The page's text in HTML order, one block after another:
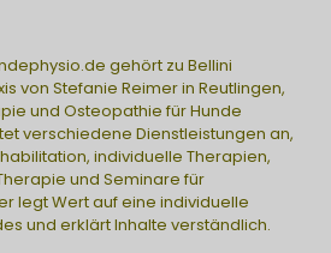
gehört zu Bellini
von Stefanie Reimer in Reutlingen,
und Osteopathie für Hunde
verschiedene Dienstleistungen an,
individuelle Therapien,
und Seminare für
legt Wert auf eine individuelle
und erklärt Inhalte verständlich.